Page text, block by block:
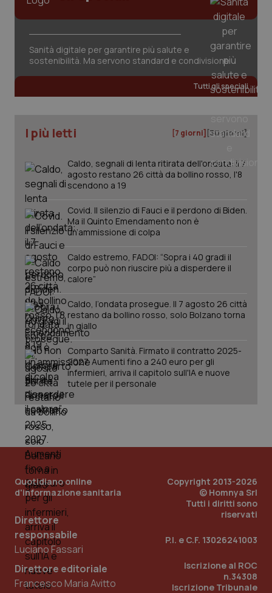
Sanità digitale per garantire più salute e
sostenibilità. Ma servono standard e condivisione
Tutti gli speciali
I più letti [7 giorni] [30 giorni]
Caldo, segnali di lenta ritirata dell'ondata: il 7
agosto restano 26 città da bollino rosso, l'8
scendono a 19
Covid. Il silenzio di Fauci e il perdono di Biden.
Ma il Quinto Emendamento non è
un’ammissione di colpa
Caldo estremo, FADOI: “Sopra i 40 gradi il
corpo può non riuscire più a disperdere il
calore”
Caldo, l’ondata prosegue. Il 7 agosto 26 città
restano da bollino rosso, solo Bolzano torna
in giallo
Comparto Sanità. Firmato il contratto 2025-
2027. Aumenti fino a 240 euro per gli
infermieri, arriva il capitolo sull'IA e nuove
tutele per il personale
Quotidiano online
d'informazione sanitaria
Direttore
responsabile
Luciano Fassari
Direttore editoriale
Francesco Maria Avitto
Copyright 2013-2026
© Homnya Srl
Tutti i diritti sono
riservati
P.I. e C.F. 13026241003
Iscrizione al ROC
n.34308
Iscrizione Tribunale
tracking-sites-ironfish-
www.quotidianosanita.it
PHPSESSID